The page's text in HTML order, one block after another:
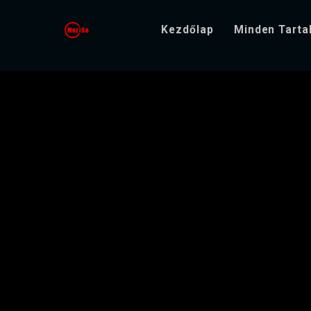
Kezdőlap Minden